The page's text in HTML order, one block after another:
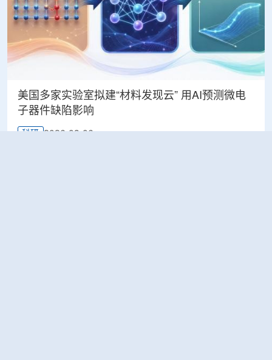
美国多家实验室拟建“材料发现云” 用AI预测微电
子器件缺陷影响
科研 2026-08-06